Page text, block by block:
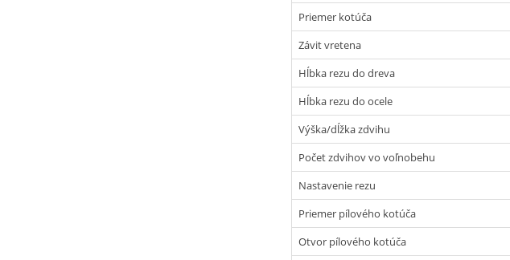
Priemer kotúča
Závit vretena
Hĺbka rezu do dreva
Hĺbka rezu do ocele
Výška/dĺžka zdvihu
Počet zdvihov vo voľnobehu
Nastavenie rezu
Priemer pílového kotúča
Otvor pílového kotúča